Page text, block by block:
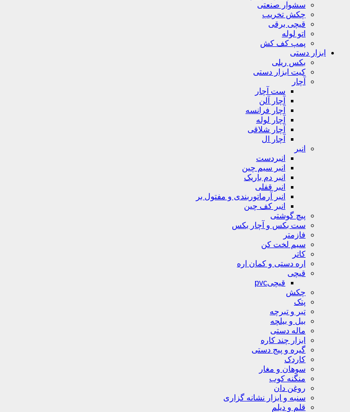
سشوار صنعتی
چکش تخریب
قیچی برقی
اتو لوله
پمپ کف کش
ابزار دستی
بکس ریلی
کیت ابزار دستی
آچار
ست آچار
آچار آلن
آچار فرانسه
آچار لوله
آچار شلاقی
آچار ال
انبر
انبردست
انبر سیم چین
انبر دم باریک
انبر قفلی
انبر آرماتوربندی و مفتول بر
انبر کف چین
پیچ گوشتی
ست بکس و آچار بکس
فازمتر
سیم لخت کن
کاتر
اره دستی و کمان اره
قیچی
قیچیpvc
چکش
پتک
تبر و تبرچه
بیل و بیلچه
ماله دستی
ابزار چند کاره
گیره و پیج دستی
کاردک
سوهان و مغار
منگنه کوب
روغن دان
سنبه و ابزار نشانه گزاری
قلم و دیلم